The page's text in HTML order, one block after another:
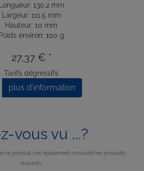
Longueur: 130.2 mm
Largeur: 111.5 mm
Hauteur: 10 mm
Poids environ: 100 g
27,37 € *
Tarifs dégressifs
plus d'information
vous vu ...?
ce produit ont également consulté les produits
suivants.